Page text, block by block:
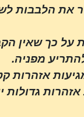
את הלבבות
על כך שאין
מפניה.
אזהרות
גדולות